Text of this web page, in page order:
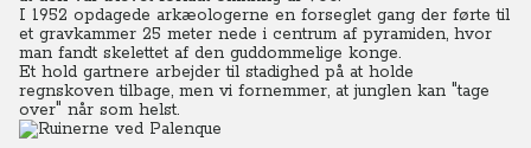
I 1952 opdagede arkæologerne en forseglet gang der førte til
et gravkammer 25 meter nede i centrum af pyramiden, hvor
man fandt skelettet af den guddommelige konge.
Et hold gartnere arbejder til stadighed på at holde
regnskoven tilbage, men vi fornemmer, at junglen kan "tage
over" når som helst.